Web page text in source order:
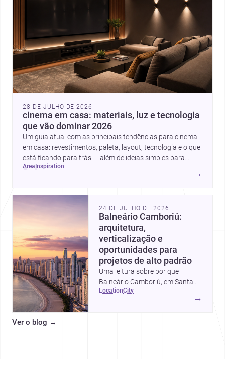
28 DE JULHO DE 2026
cinema em casa: materiais, luz e tecnologia
que vão dominar 2026
Um guia atual com as principais tendências para cinema
em casa: revestimentos, paleta, layout, tecnologia e o que
está ficando para trás — além de ideias simples para
atualizar sem reforma completa.
area inspiration
→
24 DE JULHO DE 2026
Balneário Camboriú:
arquitetura,
verticalização e
oportunidades para
projetos de alto padrão
Uma leitura sobre por que
Balneário Camboriú, em Santa
Catarina, virou referência em
location city
→
Ver o blog →